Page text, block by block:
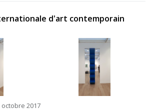
d'art contemporain
octobre 2017